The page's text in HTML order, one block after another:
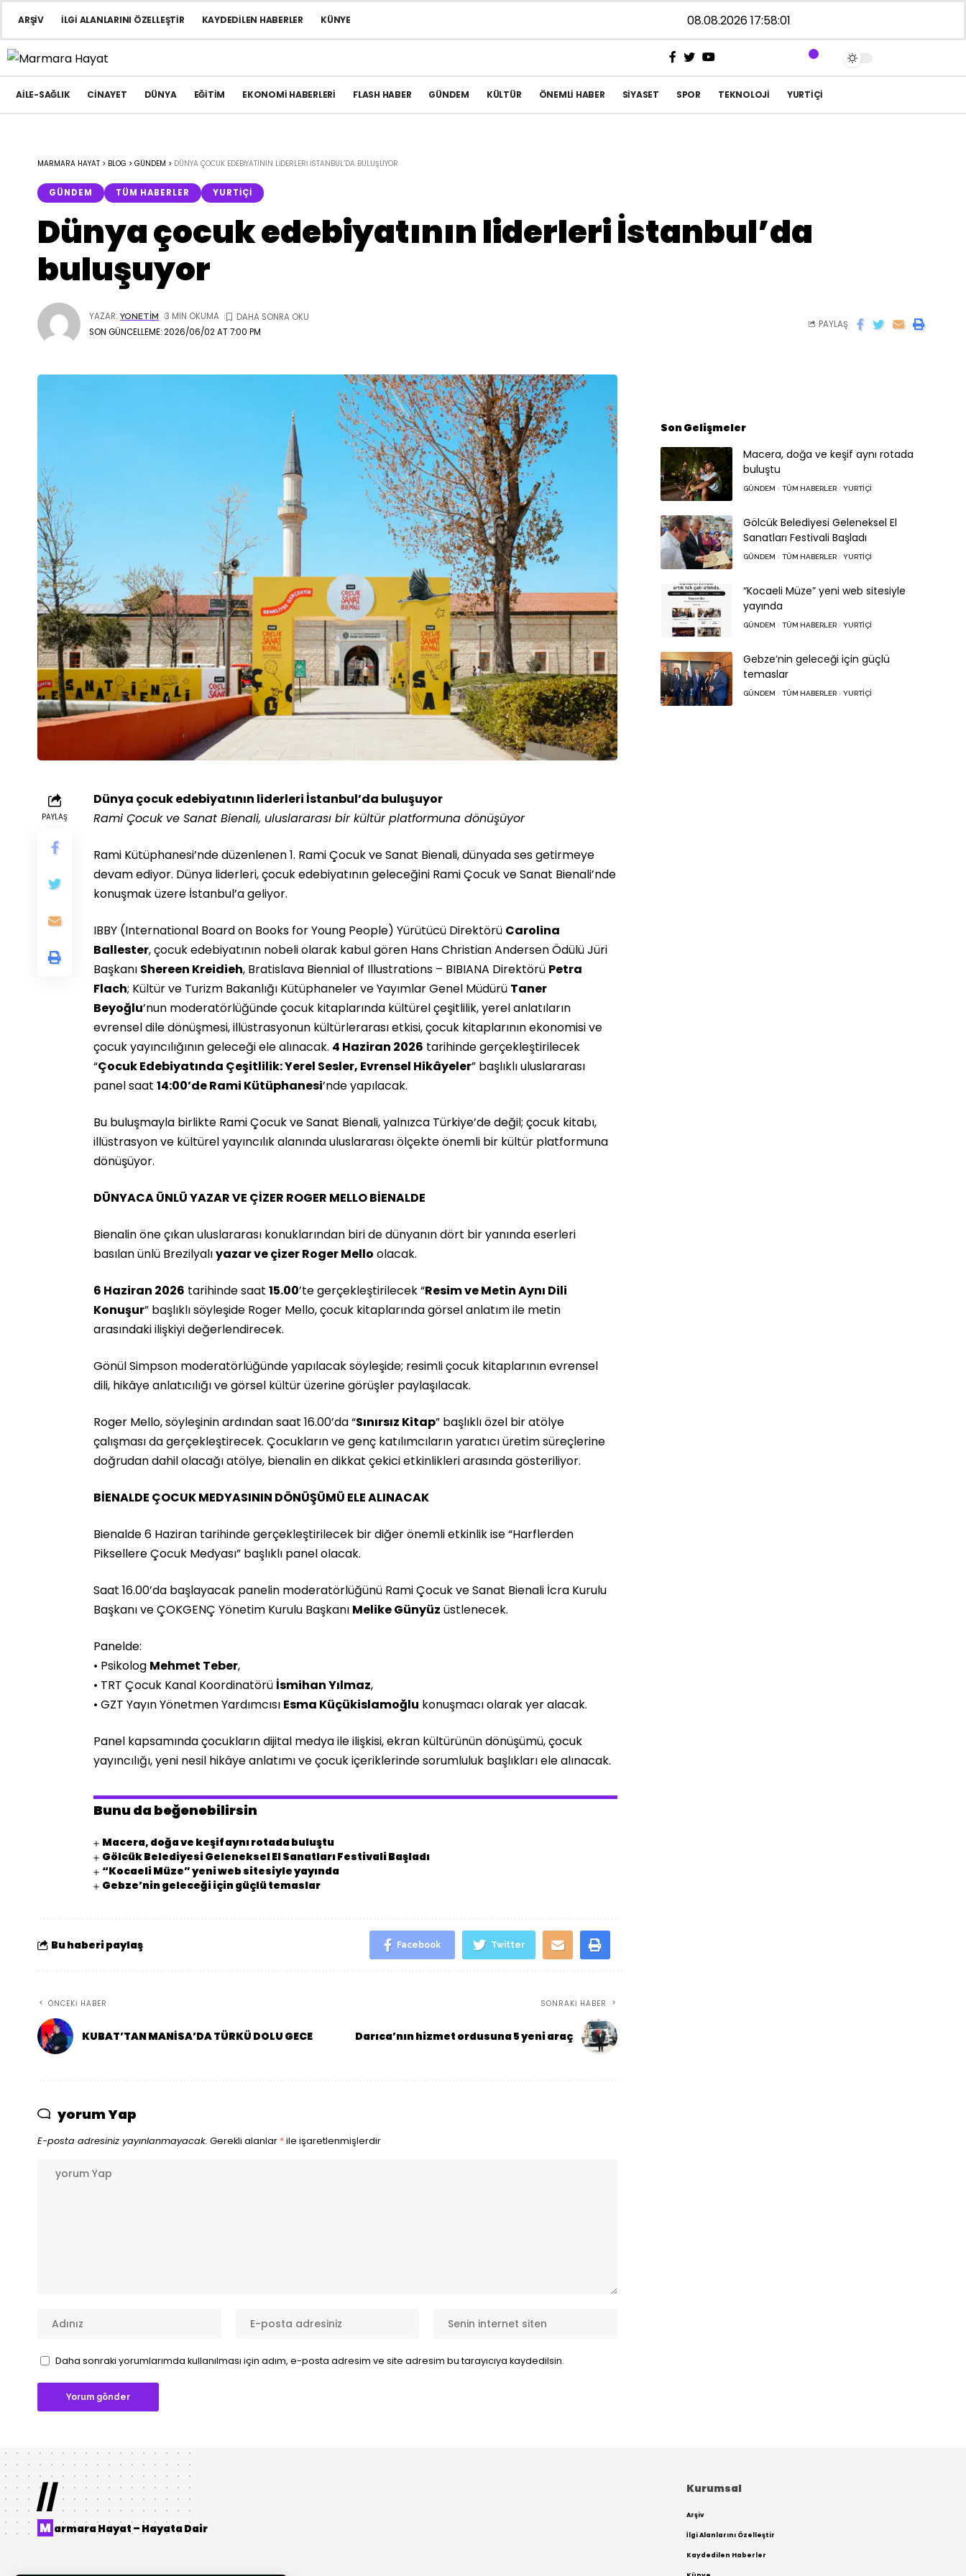
ARŞIV İLGI ALANLARINI ÖZELLEŞTIR KAYDEDILEN HABERLER KÜNYE 08.08.2026 17:58:02
AILE-SAĞLIK CINAYET DÜNYA EĞITIM EKONOMI HABERLERI FLASH HABER GÜNDEM KÜLTÜR ÖNEMLI HABER SIYASET SPOR TEKNOLOJI YURTIÇI
MARMARA HAYAT > BLOG > GÜNDEM > DÜNYA ÇOCUK EDEBIYATININ LIDERLERI İSTANBUL’DA BULUŞUYOR
GÜNDEM TÜM HABERLER YURTIÇI
Dünya çocuk edebiyatının liderleri İstanbul’da
buluşuyor
SON GÜNCELLEME: 2026/06/02 AT 7:00 PM
YAZAR: YONETIM 3 MIN OKUMA
PAYLAŞ
PAYLAŞ
Dünya çocuk edebiyatının liderleri İstanbul’da buluşuyor
Rami Çocuk ve Sanat Bienali, uluslararası bir kültür platformuna dönüşüyor
Rami Kütüphanesi’nde düzenlenen 1. Rami Çocuk ve Sanat Bienali, dünyada ses getirmeye
devam ediyor. Dünya liderleri, çocuk edebiyatının geleceğini Rami Çocuk ve Sanat Bienali’nde
konuşmak üzere İstanbul’a geliyor.
IBBY (International Board on Books for Young People) Yürütücü Direktörü Carolina
Ballester, çocuk edebiyatının nobeli olarak kabul gören Hans Christian Andersen Ödülü Jüri
Başkanı Shereen Kreidieh, Bratislava Biennial of Illustrations – BIBIANA Direktörü Petra
Flach; Kültür ve Turizm Bakanlığı Kütüphaneler ve Yayımlar Genel Müdürü Taner
Beyoğlu’nun moderatörlüğünde çocuk kitaplarında kültürel çeşitlilik, yerel anlatıların
evrensel dile dönüşmesi, illüstrasyonun kültürlerarası etkisi, çocuk kitaplarının ekonomisi ve
çocuk yayıncılığının geleceği ele alınacak. 4 Haziran 2026 tarihinde gerçekleştirilecek
“Çocuk Edebiyatında Çeşitlilik: Yerel Sesler, Evrensel Hikâyeler” başlıklı uluslararası
panel saat 14:00’de Rami Kütüphanesi’nde yapılacak.
Bu buluşmayla birlikte Rami Çocuk ve Sanat Bienali, yalnızca Türkiye’de değil; çocuk kitabı,
illüstrasyon ve kültürel yayıncılık alanında uluslararası ölçekte önemli bir kültür platformuna
dönüşüyor.
DÜNYACA ÜNLÜ YAZAR VE ÇİZER ROGER MELLO BİENALDE
Bienalin öne çıkan uluslararası konuklarından biri de dünyanın dört bir yanında eserleri
basılan ünlü Brezilyalıyazar ve çizer Roger Mello olacak.
6 Haziran 2026 tarihinde saat 15.00’te gerçekleştirilecek “Resim ve Metin Aynı Dili
Konuşur” başlıklı söyleşide Roger Mello, çocuk kitaplarında görsel anlatım ile metin
arasındaki ilişkiyi değerlendirecek.
Gönül Simpson moderatörlüğünde yapılacak söyleşide; resimli çocuk kitaplarının evrensel
dili, hikâye anlatıcılığı ve görsel kültür üzerine görüşler paylaşılacak.
Roger Mello, söyleşinin ardından saat 16.00’da “Sınırsız Kitap” başlıklı özel bir atölye
çalışması da gerçekleştirecek. Çocukların ve genç katılımcıların yaratıcı üretim süreçlerine
doğrudan dahil olacağı atölye, bienalin en dikkat çekici etkinlikleri arasında gösteriliyor.
BİENALDE ÇOCUK MEDYASININ DÖNÜŞÜMÜ ELE ALINACAK
Bienalde 6 Haziran tarihinde gerçekleştirilecek bir diğer önemli etkinlik ise “Harflerden
Piksellere Çocuk Medyası” başlıklı panel olacak.
Saat 16.00’da başlayacak panelin moderatörlüğünü Rami Çocuk ve Sanat Bienali İcra Kurulu
Başkanı ve ÇOKGENÇ Yönetim Kurulu Başkanı Melike Günyüz üstlenecek.
Panelde:
• Psikolog Mehmet Teber,
• TRT Çocuk Kanal Koordinatörü İsmihan Yılmaz,
• GZT Yayın Yönetmen Yardımcısı Esma Küçükislamoğlu konuşmacı olarak yer alacak.
Panel kapsamında çocukların dijital medya ile ilişkisi, ekran kültürünün dönüşümü, çocuk
yayıncılığı, yeni nesil hikâye anlatımı ve çocuk içeriklerinde sorumluluk başlıkları ele alınacak.
Bunu da beğenebilirsin
Macera, doğa ve keşif aynı rotada buluştu
Gölcük Belediyesi Geleneksel El Sanatları Festivali Başladı
“Kocaeli Müze” yeni web sitesiyle yayında
Gebze’nin geleceği için güçlü temaslar
Bu haberi paylaş Facebook Twitter
ÖNCEKI HABER
KUBAT’TAN MANİSA’DA TÜRKÜ DOLU GECE
SONRAKI HABER
Darıca’nın hizmet ordusuna 5 yeni araç
yorum Yap
E-posta adresiniz yayınlanmayacak. Gerekli alanlar *ile işaretlenmişlerdir
Daha sonraki yorumlarımda kullanılması için adım, e-posta adresim ve site adresim bu tarayıcıya kaydedilsin.
Son Gelişmeler
Macera, doğa ve keşif aynı rotada
buluştu
GÜNDEM TÜM HABERLER YURTIÇI
Gölcük Belediyesi Geleneksel El
Sanatları Festivali Başladı
GÜNDEM TÜM HABERLER YURTIÇI
“Kocaeli Müze” yeni web sitesiyle
yayında
GÜNDEM TÜM HABERLER YURTIÇI
Gebze’nin geleceği için güçlü
temaslar
GÜNDEM TÜM HABERLER YURTIÇI
//
M armara Hayat – Hayata Dair
Kurumsal
Arşiv
İlgi Alanlarını Özelleştir
Kaydedilen Haberler